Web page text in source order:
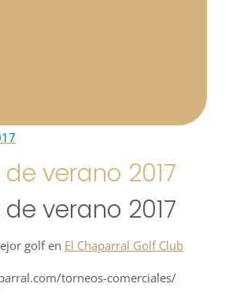
verano 2017
verano 2017
golf en El Chaparral Golf Club
torneos-comerciales/